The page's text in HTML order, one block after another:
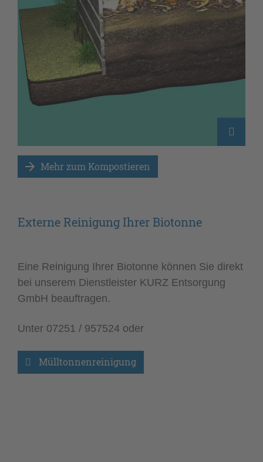
Mehr zum Kompostieren
Externe Reinigung Ihrer Biotonne
Eine Reinigung Ihrer Biotonne können Sie direkt
bei unserem Dienstleister KURZ Entsorgung
GmbH beauftragen.
Unter 07251 / 957524 oder
Mülltonnenreinigung